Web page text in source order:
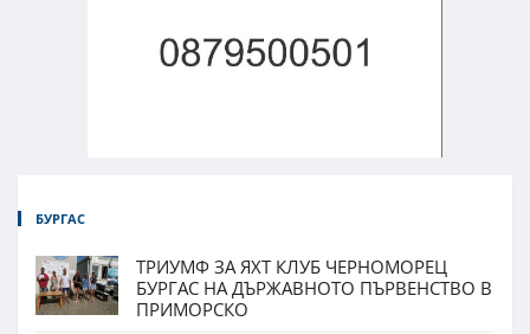
БУРГАС
ТРИУМФ ЗА ЯХТ КЛУБ ЧЕРНОМОРЕЦ
БУРГАС НА ДЪРЖАВНОТО ПЪРВЕНСТВО В
ПРИМОРСКО